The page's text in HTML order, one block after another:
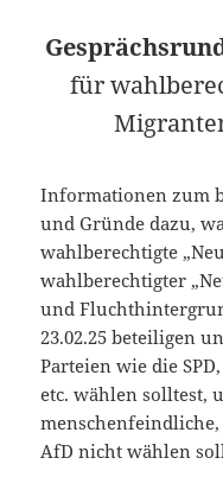
für
Informationen zum
und Gründe dazu,
wahlberechtigte
wahlberechtigter
und
23.02.25 beteiligen
Parteien wie die
etc. wählen solltest,
AfD nicht wählen